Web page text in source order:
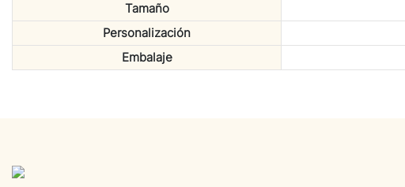
Tamaño
Personalización
Embalaje